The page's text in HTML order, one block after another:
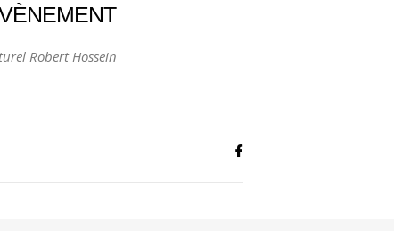
iCalendar
Robert Hossein